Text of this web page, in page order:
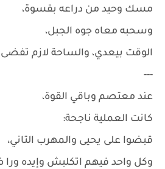
مسك وحيد من دراعه بقسوة،
وسحبه معاه جوه الجبل،
الوقت بيعدي، والساحة لازم
---
عند معتصم وباقي القوة،
كانت العملية ناجحة:
قبضوا على يحيى والمهرب التاني،
وكل واحد فيهم اتكلبش وإيده ورا